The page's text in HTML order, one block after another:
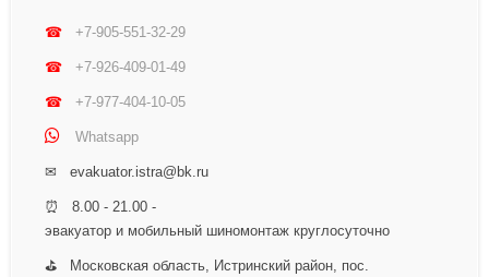
☎ +7-905-551-32-29
☎ +7-926-409-01-49
☎ +7-977-404-10-05
Whatsapp
✉ evakuator.istra@bk.ru
⏰ 8.00 - 21.00 -
эвакуатор и мобильный шиномонтаж круглосуточно
⛳ Московская область, Истринский район, пос.